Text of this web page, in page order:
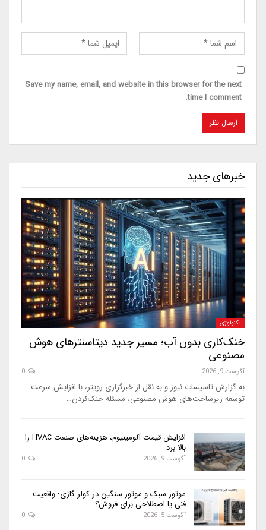
Save my name, email, and website in this browser for the next
time I comment.
خبرهای جدید
تکنولوژی
خنک‌کاری بدون آب؛ مسیر جدید دیتاسنترهای هوش
مصنوعی
آگوست 9, 2026
به گزارش تاسیسات نیوز و به نقل از خبرگزاری رویتر، با افزایش سرعت
توسعه زیرساخت‌های هوش مصنوعی، مسئله خنک‌کردن…
افزایش قیمت آلومینیوم، هزینه‌های صنعت HVAC را
بالا برد
آگوست 9, 2026
موتور سبک و موتور سنگین در کولر گازی؛ واقعیت
فنی یا اصطلاحی برای فروش؟
آگوست 5, 2026